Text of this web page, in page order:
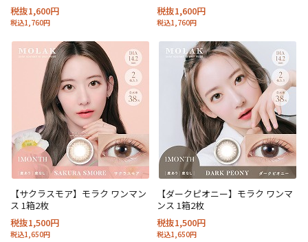
税抜1,600円
税込1,760円
税抜1,600円
税込1,760円
【サクラスモア】モラク ワンマン
ス 1箱2枚
税抜1,500円
税込1,650円
【ダークピオニー】モラク ワンマ
ンス 1箱2枚
税抜1,500円
税込1,650円